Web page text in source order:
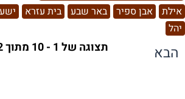
אילת אבן ספיר באר שבע בית עזרא
יהל
תצוגה של 1 - 10 מתוך 22 תוצאות הבא